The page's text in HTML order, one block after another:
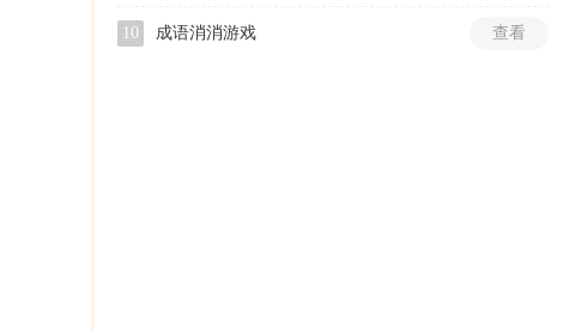
10 查看
成语消消游戏